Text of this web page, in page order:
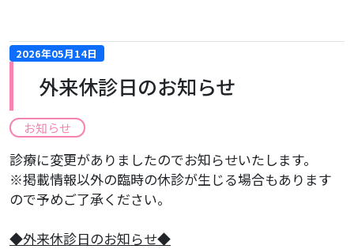
2026年05月14日
外来休診日のお知らせ
お知らせ
診療に変更がありましたのでお知らせいたします。
※掲載情報以外の臨時の休診が生じる場合もあります
ので予めご了承ください。
​◆外来休診日のお知らせ◆